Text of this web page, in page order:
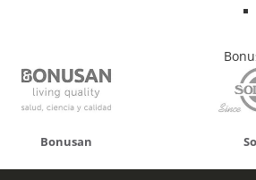
Solgar Hifas